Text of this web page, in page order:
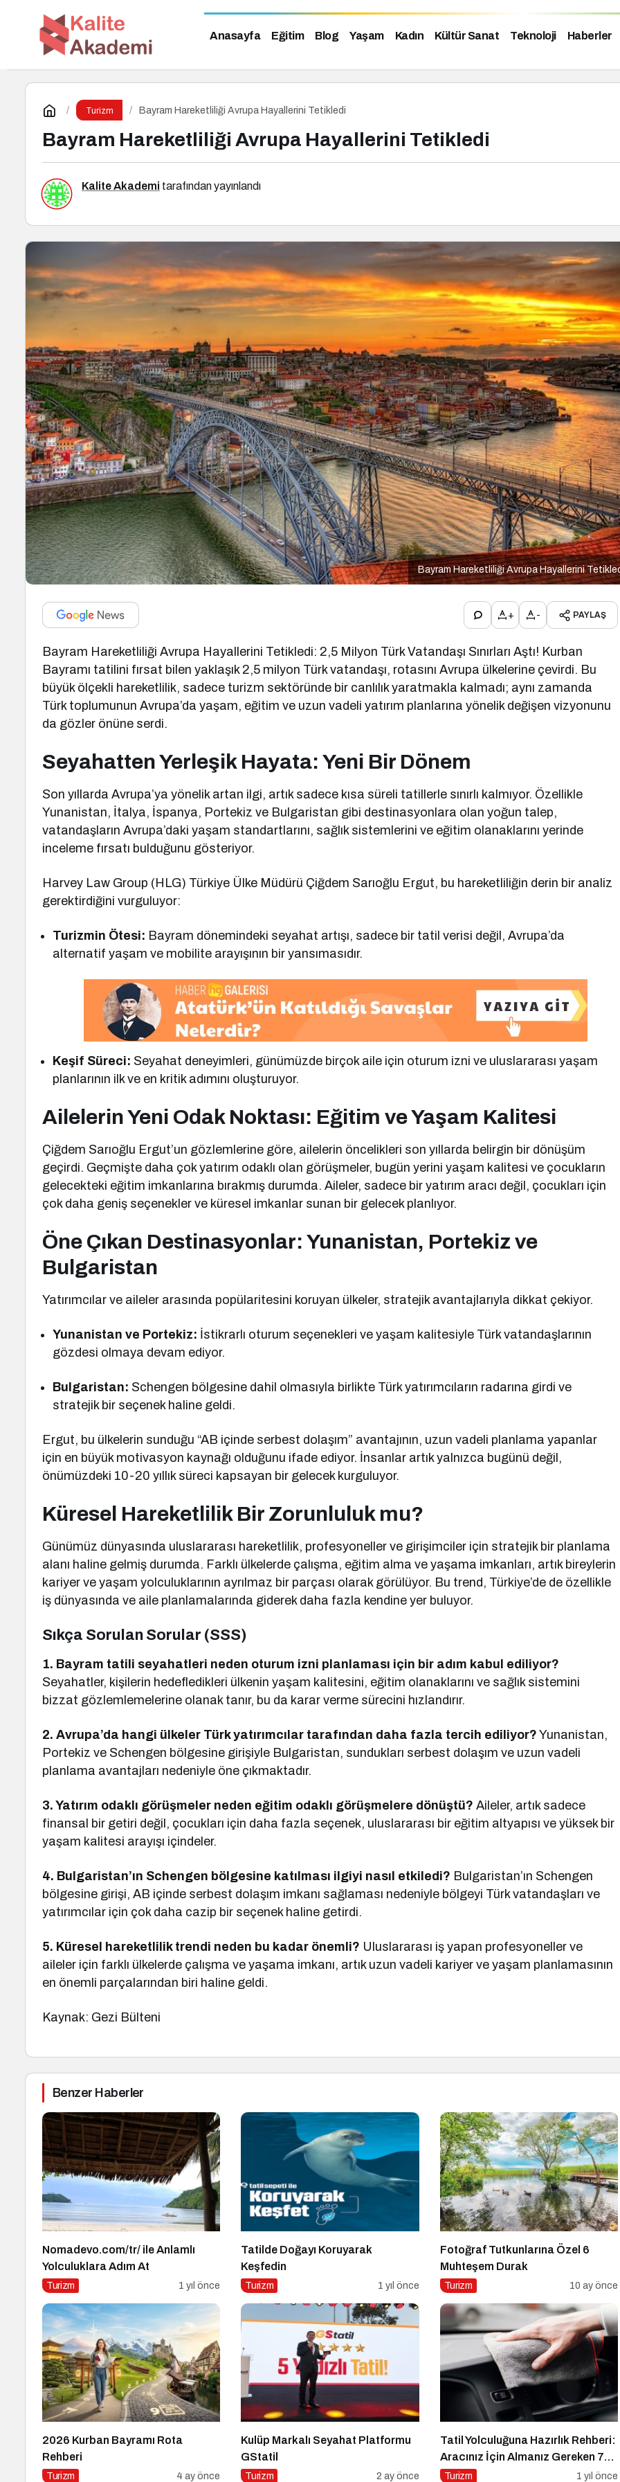
Anasayfa Eğitim Blog Yaşam Kadın Kültür Sanat Teknoloji Haberler
Turizm Bayram Hareketliliği Avrupa Hayallerini Tetikledi
Bayram Hareketliliği Avrupa Hayallerini Tetikledi
Kalite Akademi tarafından yayınlandı
Bayram Hareketliliği Avrupa Hayallerini
+ - PAYLAŞ
Bayram Hareketliliği Avrupa Hayallerini Tetikledi: 2,5 Milyon Türk Vatandaşı Sınırları Aştı! Kurban
Bayramı tatilini fırsat bilen yaklaşık 2,5 milyon Türk vatandaşı, rotasını Avrupa ülkelerine çevirdi. Bu
büyük ölçekli hareketlilik, sadece turizm sektöründe bir canlılık yaratmakla kalmadı; aynı zamanda
Türk toplumunun Avrupa’da yaşam, eğitim ve uzun vadeli yatırım planlarına yönelik değişen vizyonunu
da gözler önüne serdi.
Seyahatten Yerleşik Hayata: Yeni Bir Dönem
Son yıllarda Avrupa’ya yönelik artan ilgi, artık sadece kısa süreli tatillerle sınırlı kalmıyor. Özellikle
Yunanistan, İtalya, İspanya, Portekiz ve Bulgaristan gibi destinasyonlara olan yoğun talep,
vatandaşların Avrupa’daki yaşam standartlarını, sağlık sistemlerini ve eğitim olanaklarını yerinde
inceleme fırsatı bulduğunu gösteriyor.
Harvey Law Group (HLG) Türkiye Ülke Müdürü Çiğdem Sarıoğlu Ergut, bu hareketliliğin derin bir analiz
gerektirdiğini vurguluyor:
Turizmin Ötesi: Bayram dönemindeki seyahat artışı, sadece bir tatil verisi değil, Avrupa’da
alternatif yaşam ve mobilite arayışının bir yansımasıdır.
Keşif Süreci: Seyahat deneyimleri, günümüzde birçok aile için oturum izni ve uluslararası yaşam
planlarının ilk ve en kritik adımını oluşturuyor.
Ailelerin Yeni Odak Noktası: Eğitim ve Yaşam Kalitesi
Çiğdem Sarıoğlu Ergut’un gözlemlerine göre, ailelerin öncelikleri son yıllarda belirgin bir dönüşüm
geçirdi. Geçmişte daha çok yatırım odaklı olan görüşmeler, bugün yerini yaşam kalitesi ve çocukların
gelecekteki eğitim imkanlarına bırakmış durumda. Aileler, sadece bir yatırım aracı değil, çocukları için
çok daha geniş seçenekler ve küresel imkanlar sunan bir gelecek planlıyor.
Öne Çıkan Destinasyonlar: Yunanistan, Portekiz ve
Bulgaristan
Yatırımcılar ve aileler arasında popülaritesini koruyan ülkeler, stratejik avantajlarıyla dikkat çekiyor.
Yunanistan ve Portekiz: İstikrarlı oturum seçenekleri ve yaşam kalitesiyle Türk vatandaşlarının
gözdesi olmaya devam ediyor.
Bulgaristan: Schengen bölgesine dahil olmasıyla birlikte Türk yatırımcıların radarına girdi ve
stratejik bir seçenek haline geldi.
Ergut, bu ülkelerin sunduğu “AB içinde serbest dolaşım” avantajının, uzun vadeli planlama yapanlar
için en büyük motivasyon kaynağı olduğunu ifade ediyor. İnsanlar artık yalnızca bugünü değil,
önümüzdeki 10-20 yıllık süreci kapsayan bir gelecek kurguluyor.
Küresel Hareketlilik Bir Zorunluluk mu?
Günümüz dünyasında uluslararası hareketlilik, profesyoneller ve girişimciler için stratejik bir planlama
alanı haline gelmiş durumda. Farklı ülkelerde çalışma, eğitim alma ve yaşama imkanları, artık bireylerin
kariyer ve yaşam yolculuklarının ayrılmaz bir parçası olarak görülüyor. Bu trend, Türkiye’de de özellikle
iş dünyasında ve aile planlamalarında giderek daha fazla kendine yer buluyor.
Sıkça Sorulan Sorular (SSS)
1. Bayram tatili seyahatleri neden oturum izni planlaması için bir adım kabul ediliyor?
Seyahatler, kişilerin hedefledikleri ülkenin yaşam kalitesini, eğitim olanaklarını ve sağlık sistemini
bizzat gözlemlemelerine olanak tanır, bu da karar verme sürecini hızlandırır.
2. Avrupa’da hangi ülkeler Türk yatırımcılar tarafından daha fazla tercih ediliyor? Yunanistan,
Portekiz ve Schengen bölgesine girişiyle Bulgaristan, sundukları serbest dolaşım ve uzun vadeli
planlama avantajları nedeniyle öne çıkmaktadır.
3. Yatırım odaklı görüşmeler neden eğitim odaklı görüşmelere dönüştü? Aileler, artık sadece
finansal bir getiri değil, çocukları için daha fazla seçenek, uluslararası bir eğitim altyapısı ve yüksek bir
yaşam kalitesi arayışı içindeler.
4. Bulgaristan’ın Schengen bölgesine katılması ilgiyi nasıl etkiledi? Bulgaristan’ın Schengen
bölgesine girişi, AB içinde serbest dolaşım imkanı sağlaması nedeniyle bölgeyi Türk vatandaşları ve
yatırımcılar için çok daha cazip bir seçenek haline getirdi.
5. Küresel hareketlilik trendi neden bu kadar önemli? Uluslararası iş yapan profesyoneller ve
aileler için farklı ülkelerde çalışma ve yaşama imkanı, artık uzun vadeli kariyer ve yaşam planlamasının
en önemli parçalarından biri haline geldi.
Kaynak: Gezi Bülteni
Benzer Haberler
Nomadevo.com/tr/ ile Anlamlı
Yolculuklara Adım At
Turizm 1 yıl önce
Tatilde Doğayı Koruyarak
Keşfedin
Turizm 1 yıl önce
Fotoğraf Tutkunlarına Özel 6
Muhteşem Durak
Turizm 10 ay önce
2026 Kurban Bayramı Rota
Rehberi
Turizm 4 ay önce
Kulüp Markalı Seyahat Platformu
GStatil
Turizm 2 ay önce
Tatil Yolculuğuna Hazırlık Rehberi:
Aracınız İçin Almanız Gereken 7
Temel Önlem!
Turizm 1 yıl önce